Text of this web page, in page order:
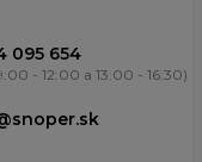
095 654
- 12:00 a 13:00 - 16:30)